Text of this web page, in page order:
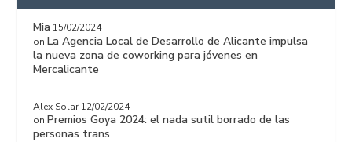
Mia 15/02/2024
onLa Agencia Local de Desarrollo de Alicante impulsa
la nueva zona de coworking para jóvenes en
Mercalicante
Alex Solar 12/02/2024
onPremios Goya 2024: el nada sutil borrado de las
personas trans